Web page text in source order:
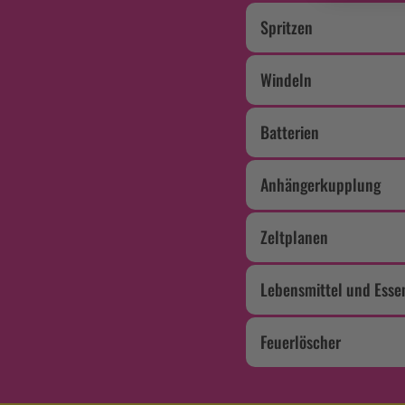
Spritzen
Windeln
Batterien
Anhängerkupplung
Zeltplanen
Lebensmittel und
Feuerlöscher